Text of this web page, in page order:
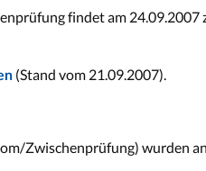
findet am 24.09.2007
(Stand vom 21.09.2007).
Zwischenprüfung) wurden